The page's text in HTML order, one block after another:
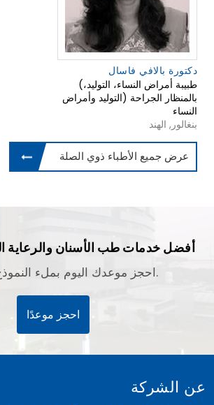
دكتورة بالافي فاسال
(طبيبة أمراض النساء، التوليد،
بالمنظار الجراحة (التوليد وأمراض
النساء
بنغالور, الهند
عرض جميع الأطباء ذوي الصلة
أفضل خدمات طب الأسنان والرعاية
احجز موعدك اليوم بملء النموذج السريع.
احجز موعدًا
عن الشركة